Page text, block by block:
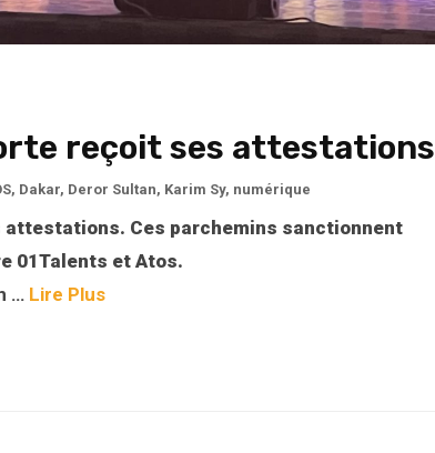
reçoit ses attestations
, Dakar, Deror Sultan, Karim Sy, numérique
attestations. Ces parchemins sanctionnent
01Talents et Atos.
… Lire Plus